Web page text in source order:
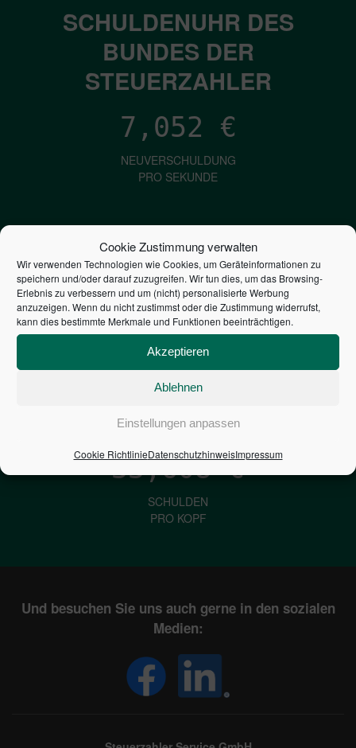
Cookie Zustimmung verwalten
Wir verwenden Technologien wie Cookies, um Geräteinformationen zu
speichern und/oder darauf zuzugreifen. Wir tun dies, um das Browsing-
Erlebnis zu verbessern und um (nicht) personalisierte Werbung
anzuzeigen. Wenn du nicht zustimmst oder die Zustimmung widerrufst,
kann dies bestimmte Merkmale und Funktionen beeinträchtigen.
Akzeptieren
Ablehnen
Einstellungen anpassen
Cookie RichtlinieDatenschutzhinweisImpressum
SCHULDENUHR DES
BUNDES DER
STEUERZAHLER
7,052 €
NEUVERSCHULDUNG
PRO SEKUNDE
1,601€
ZINSEN
PRO SEKUNDE
2,805,174,130,591
STAATSVERSCHULDUNG
33,608€
SCHULDEN
PRO KOPF
Und besuchen Sie uns auch gerne in den sozialen
Medien: